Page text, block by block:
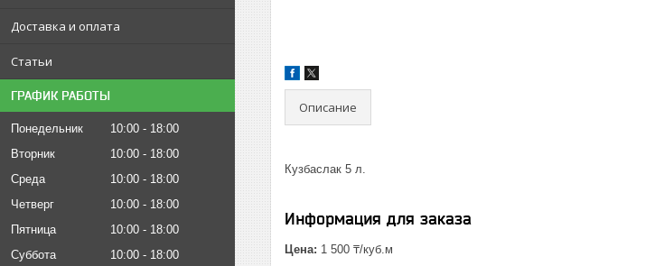
Доставка и оплата
Статьи
ГРАФИК РАБОТЫ
Понедельник 10:00
18:00
Вторник
10:00
18:00
Среда
10:00
18:00
Четверг
10:00
18:00
Пятница
10:00
18:00
Суббота
10:00
18:00
Описание
Кузбаслак 5 л.
Информация для заказа
Цена: 1 500 ₸/куб.м